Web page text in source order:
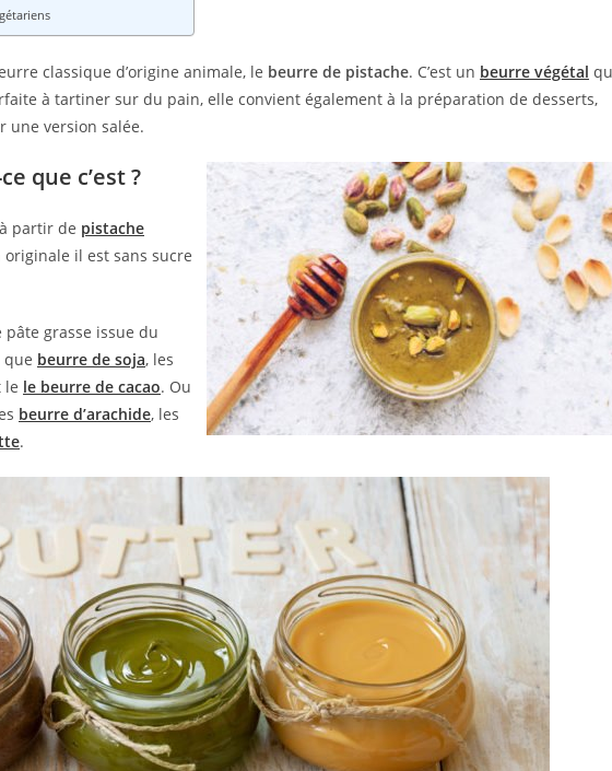
classique d’origine animale, le beurre de pistache. C’est un beurre végétal
à tartiner sur du pain, elle convient également à la préparation de desserts,
une version salée.
que c’est ?
partir de pistache
il est sans sucre
grasse issue du
que beurre de soja, les
le le beurre de cacao. Ou
beurre d’arachide, les
.